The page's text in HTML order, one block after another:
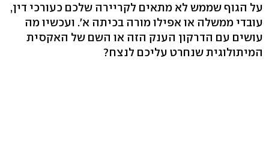
על הגוף שממש לא מתאים לקריירה שלכם כעורכי דין,
עובדי ממשלה או אפילו מורה בכיתה א'. ועכשיו מה
עושים עם הדרקון הענק הזה או השם של האקסית
המיתולוגית שנחרט עליכם לנצח?